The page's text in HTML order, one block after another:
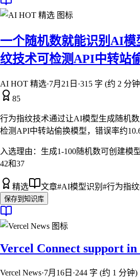
一个随机数就能识别AI模
纹技术可检测API中转站
AI HOT 精选·7月21日 ·315 字 (约 2 分
85
行为指纹技术通过让AI模型生成随机
检测API中转站偷换模型，错误率约
入选理由： 生成1-100随机数可创建模
42和37
精选 文章#AI模型识别 #行为指纹
保存到知识库
Vercel Connect support
Vercel News·7月16日 ·244 字 (约 1 分钟)